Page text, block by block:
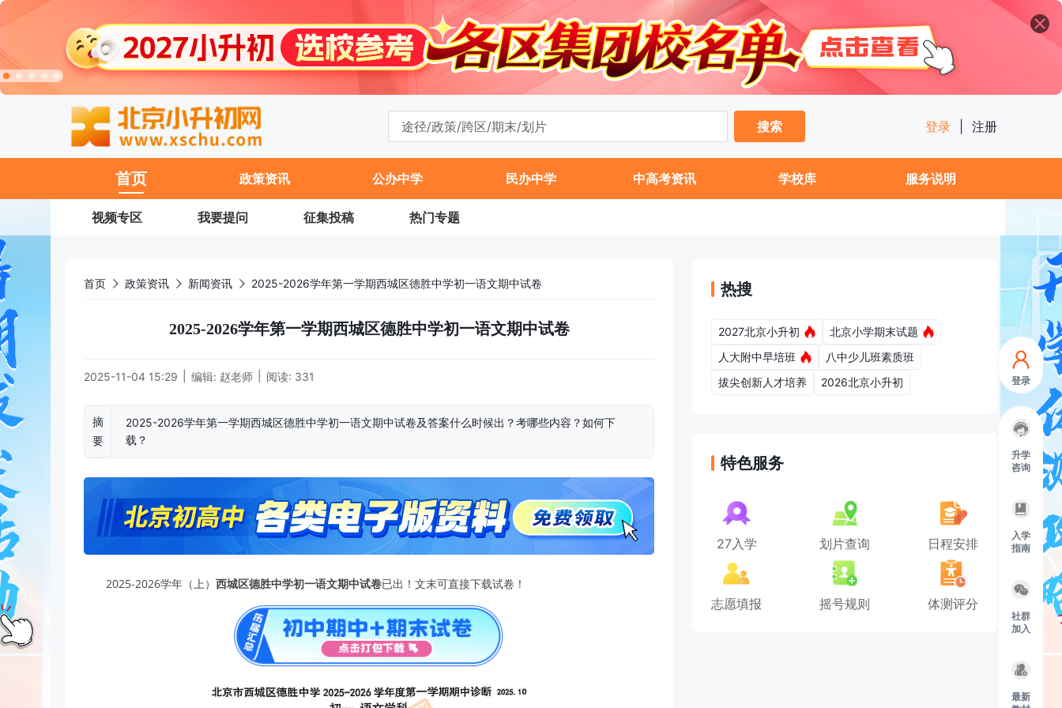
登录
升学
咨询
入学
指南
社群
加入
最新
搜索
登录 注册
首页 政策资讯 公办中学 民办中学 中高考资讯 学校库 服务说明
视频专区 我要提问 征集投稿 热门专题
首页 政策资讯 新闻资讯 2025-2026学年第一学期西城区德胜中学初一语文期中试卷
2025-2026学年第一学期西城区德胜中学初一语文期中试卷
2025-11-04 15:29 编辑: 赵老师 阅读: 331
摘
要
2025-2026学年第一学期西城区德胜中学初一语文期中试卷及答案什么时候出？考哪些内容？如何下
载？
2025-2026学年（上） 西城区德胜中学初一语文期中试卷已出！文末可直接下载试卷！
热搜
2027北京小升初
北京小学期末试题
人大附中早培班
八中少儿班素质班
拔尖创新人才培养
2026北京小升初
特色服务
27入学 划片查询 日程安排
志愿填报 摇号规则 体测评分